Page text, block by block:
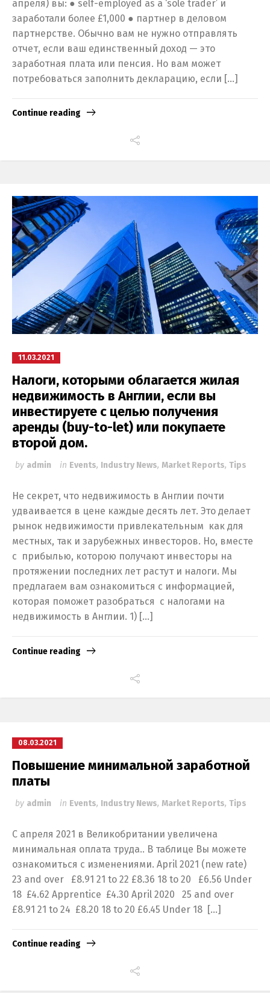
апреля) вы: ● self-employed as a ‘sole trader’ и
заработали более £1,000 ● партнер в деловом
партнерстве. Обычно вам не нужно отправлять
отчет, если ваш единственный доход — это
заработная плата или пенсия. Но вам может
потребоваться заполнить декларацию, если […]
Continue reading
11.03.2021
Налоги, которыми облагается жилая
недвижимость в Англии, если вы
инвестируете с целью получения
аренды (buy-to-let) или покупаете
второй дом.
by admin in Events, Industry News, Market Reports, Tips
Не секрет, что недвижимость в Англии почти
удваивается в цене каждые десять лет. Это делает
рынок недвижимости привлекательным как для
местных, так и зарубежных инвесторов. Но, вместе
с прибылью, которою получают инвесторы на
протяжении последних лет растут и налоги. Мы
предлагаем вам ознакомиться с информацией,
которая поможет разобраться с налогами на
недвижимость в Англии. 1) […]
Continue reading
08.03.2021
Повышение минимальной заработной
платы
by admin in Events, Industry News, Market Reports, Tips
С апреля 2021 в Великобритании увеличена
минимальная оплата труда.. В таблице Вы можете
ознакомиться с изменениями. April 2021 (new rate)
23 and over £8.91 21 to 22 £8.36 18 to 20 £6.56 Under
18 £4.62 Apprentice £4.30 April 2020 25 and over
£8.91 21 to 24 £8.20 18 to 20 £6.45 Under 18 […]
Continue reading